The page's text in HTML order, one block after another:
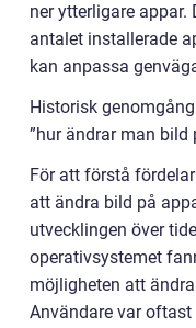
ner ytterligare
antalet installerade
kan anpassa
Historisk
”hur ändrar man bild
För att förstå
att ändra bild på
utvecklingen över
operativsystemet
möjligheten att
Användare var